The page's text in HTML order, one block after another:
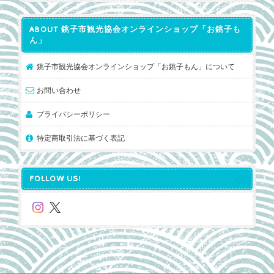
ABOUT 銚子市観光協会オンラインショップ「お銚子も
ん」
銚子市観光協会オンラインショップ「お銚子もん」について
お問い合わせ
プライバシーポリシー
特定商取引法に基づく表記
FOLLOW US!